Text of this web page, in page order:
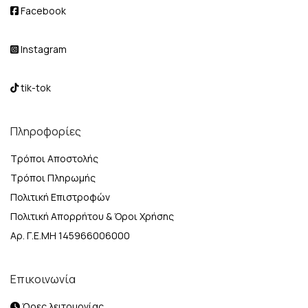
Facebook
Instagram
tik-tok
Πληροφορίες
Τρόποι Αποστολής
Τρόποι Πληρωμής
Πολιτική Επιστροφών
Πολιτική Απορρήτου & Όροι Χρήσης
Αρ. Γ.Ε.ΜΗ 145966006000
Επικοινωνία